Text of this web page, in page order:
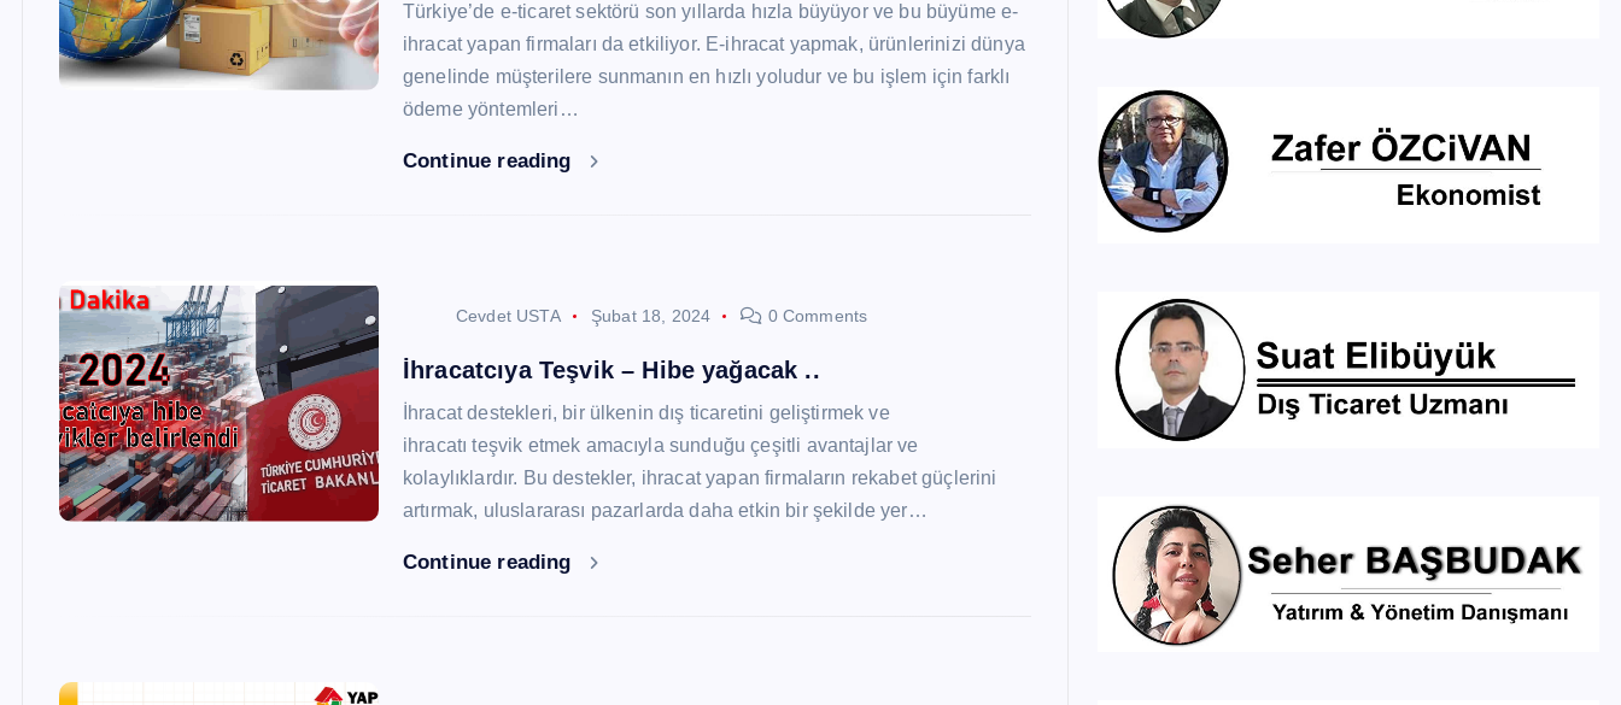
Türkiye’de e-ticaret sektörü son yıllarda hızla büyüyor ve bu büyüme e-
ihracat yapan firmaları da etkiliyor. E-ihracat yapmak, ürünlerinizi dünya
genelinde müşterilere sunmanın en hızlı yoludur ve bu işlem için farklı
ödeme yöntemleri…
Continue reading
Cevdet USTA Şubat 18, 2024 0 Comments
İhracatcıya Teşvik – Hibe yağacak ..
İhracat destekleri, bir ülkenin dış ticaretini geliştirmek ve
ihracatı teşvik etmek amacıyla sunduğu çeşitli avantajlar ve
kolaylıklardır. Bu destekler, ihracat yapan firmaların rekabet güçlerini
artırmak, uluslararası pazarlarda daha etkin bir şekilde yer…
Continue reading